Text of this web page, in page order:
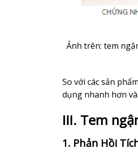
Ảnh trên: tem
So với các sản
dụng nhanh hơn
III. Tem
1. Phản Hồi